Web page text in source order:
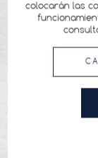
colocarán las